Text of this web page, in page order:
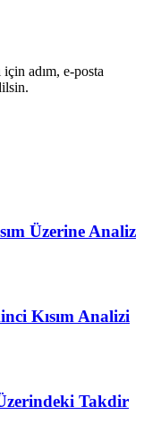
adım, e-posta
Üzerine Analiz
Kısım Analizi
Takdir